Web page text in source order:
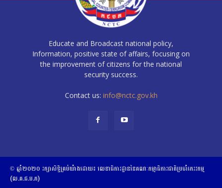
Educate and Broadcast national policy,
Information, positive state of affairs, focusing on
the improvement of citizens for the national
security success.
Contact us: info@nctc.gov.kh
© ឆ្នាំ២០២០​ ​រក្សាសិទ្ធិ​គ្រប់យ៉ាង​ដោយ​៖​ ​លេខាធិការដ្ឋាននៃគណៈកម្មាធិការជាតិប្រចាំភេរវកម្ម
(ល.គ.ជ.ប.ភ)